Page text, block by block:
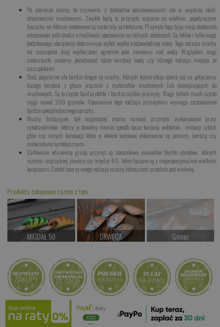
Po pierwsze mamy do czynienia z dokładnie odwzorowanymi ale w większej skali
streamerami muchowymi. Zwykle będą to przynęty wiązane na wielkim, pojedynczym
haczyku na którym mocowane są materiały syntetyczne. Przynęty tego typu mają doskonałe
właściwości jeśli chodzi o możliwość operowania na różnych zestawach. Są lekkie i tylko waga
dodatkowego obciążenia determinuje wybór wędki o odpowiedniej mocy. Tego rodzaju muchy
na szczupaka dają wędkarzowi ogromne pole manewru nad wodą. Względem wagi
czeburaszki możemy penetrować różne warstwy wody czy różnego rodzaju miejsca ze
szczupakami
Dość popularne ale bardzo drogie są muchy, których konstrukcja opiera się na połączeniu
dużego twistera z głowa wiązana z materiałów muchowych lub nawiązujących do
muchowych. Są to często bardzo obfite i bardzo ciężkie przynęty. Waga takich much często
sięga nawet 200 gramów. Operowanie tego rodzaju przynętami wymaga zastosowanie
bardzo specjalistycznego sprzętu.
Muchy fantazyjne, tak najprościej można nazwać przynęty wykonywane przez
rękodzielników, którzy w dowolny niemal sposób łącza korpusy woblerów, imitacji rybich
głów czy innych koncepcji które w efekcie końcowej dekorowane są piórami, sierścią czy
materiałami syntetycznymi.
Całkowicie odmienną grupą przynęt są stosunkowo niewielkie błystki obrotowe, których
rozmiar najczęściej zawiera się między 4-5, które łączone są z nieproporcjonalnie wielkimi
korpusami. Całość tworzy swego rodzaju muchę której cześć przednia jest wirówką.
Produkty zakupione razem z tym
MIGDAŁ 50
Kup teraz >
DRWĘCA
Kup teraz >
Gomer
Kup teraz >
Buko
od 77.00 PLN
Kup teraz >